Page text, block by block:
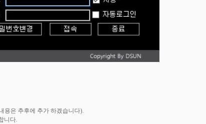
용은 추후에 추가 하겠습니다).
니다.